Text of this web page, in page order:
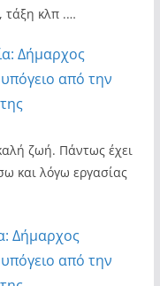
τάξη κλπ .…
Δήμαρχος
από την
ζωή. Πάντως έχει
και λόγω εργασίας
Δήμαρχος
από την